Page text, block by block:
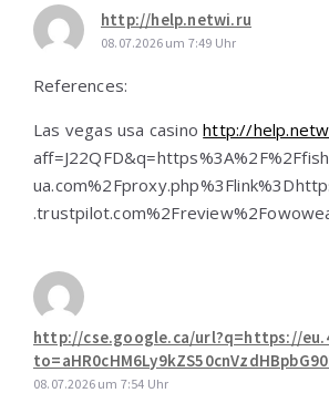
http://help.netwi.ru
08.07.2026 um 7:49 Uhr
References:
Las vegas usa casinohttp://
http://cse.google.ca/url?q=https://
08.07.2026 um 7:54 Uhr